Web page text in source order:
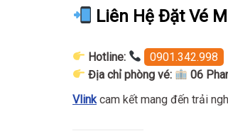
Liên Hệ Đặt Vé
Hotline:
0901.342.998
Địa chỉ phòng vé:
06
Vlink cam kết mang đến trải